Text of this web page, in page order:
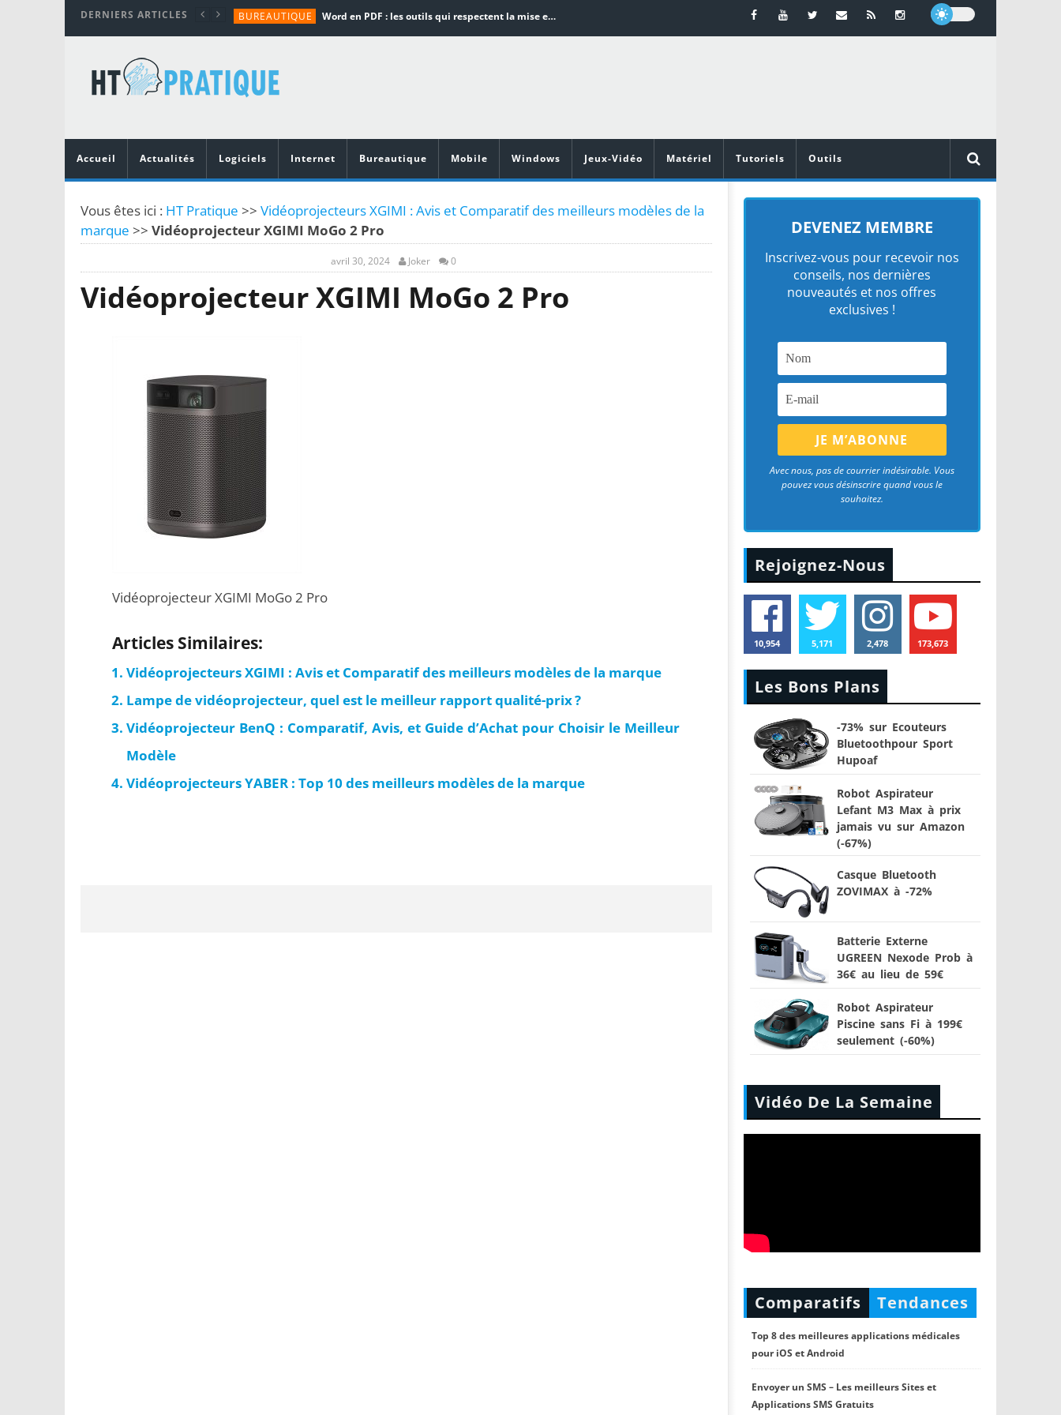
DERNIERS ARTICLES BUREAUTIQUE Word en PDF : les outils qui respectent la mise en page
TUTORIALS
MATÉRIEL
Vidéoprojecteurs Asus : Top 6 des meilleurs modèles de la marque
Accueil
Actualités Logiciels Internet Bureautique Mobile Windows Jeux-Vidéo Matériel Tutoriels Outils
Vous êtes ici : HT Pratique >> Vidéoprojecteurs XGIMI : Avis et Comparatif des meilleurs modèles de la
marque >> Vidéoprojecteur XGIMI MoGo 2 Pro
avril 30, 2024 Joker 0
Vidéoprojecteur XGIMI MoGo 2 Pro
Vidéoprojecteur XGIMI MoGo 2 Pro
Articles Similaires:
Vidéoprojecteurs XGIMI : Avis et Comparatif des meilleurs modèles de la marque
Lampe de vidéoprojecteur, quel est le meilleur rapport qualité-prix ?
Vidéoprojecteur BenQ : Comparatif, Avis, et Guide d’Achat pour Choisir le Meilleur
Modèle
Vidéoprojecteurs YABER : Top 10 des meilleurs modèles de la marque
DEVENEZ MEMBRE
Inscrivez-vous pour recevoir nos
conseils, nos dernières
nouveautés et nos offres
exclusives !
Avec nous, pas de courrier indésirable. Vous
pouvez vous désinscrire quand vous le
souhaitez.
Rejoignez-Nous
10,954 5,171 2,478 173,673
Les Bons Plans
-73% sur Ecouteurs
Bluetoothpour Sport
Hupoaf
Robot Aspirateur
Lefant M3 Max à prix
jamais vu sur Amazon
(-67%)
Casque Bluetooth
ZOVIMAX à -72%
Batterie Externe
UGREEN Nexode Prob à
36€ au lieu de 59€
Robot Aspirateur
Piscine sans Fi à 199€
seulement (-60%)
Vidéo De La Semaine
Comparatifs Tendances
Top 8 des meilleures applications médicales
pour iOS et Android
Envoyer un SMS – Les meilleurs Sites et
Applications SMS Gratuits